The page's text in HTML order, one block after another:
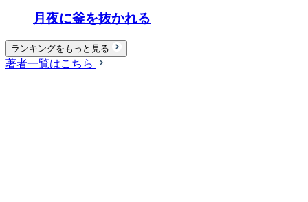
月夜に釜を抜かれる
ランキングをもっと見る
著者一覧はこちら